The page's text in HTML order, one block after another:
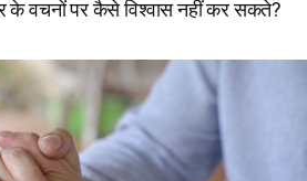
के वचनों पर कैसे विश्वास नहीं कर सकते?